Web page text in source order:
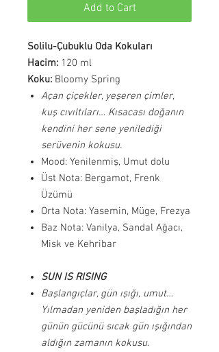
Add to Cart
Solilu-Çubuklu Oda Kokuları
Hacim: 120 ml
Koku: Bloomy Spring
Açan çiçekler, yeşeren çimler,
kuş cıvıltıları… Kısacası doğanın
kendini her sene yenilediği
serüvenin kokusu.
Mood: Yenilenmiş, Umut dolu
Üst Nota: Bergamot, Frenk
Üzümü
Orta Nota: Yasemin, Müge, Frezya
Baz Nota: Vanilya, Sandal Ağacı,
Misk ve Kehribar
SUN IS RISING
Başlangıçlar, gün ışığı, umut…
Yılmadan yeniden başladığın her
günün gücünü sıcak gün ışığından
aldığın zamanın kokusu.